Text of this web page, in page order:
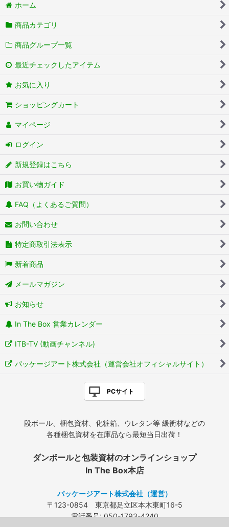
ホーム
商品カテゴリ
商品グループ一覧
最近チェックしたアイテム
お気に入り
ショッピングカート
マイページ
ログイン
新規登録はこちら
お買い物ガイド
FAQ（よくあるご質問）
お問い合わせ
特定商取引法表示
新着商品
メールマガジン
お知らせ
In The Box 営業カレンダー
ITB-TV (動画チャンネル)
パッケージアート株式会社（運営会社オフィシャルサイト）
PCサイト
段ボール、梱包資材、化粧箱、ウレタン等 緩衝材などの
各種梱包資材を在庫品なら最短当日出荷！
ダンボールと包装資材のオンラインショップ
In The Box本店
パッケージアート株式会社（運営）
〒123-0854 東京都足立区本木東町16-5
電話番号: 050-1793-4240